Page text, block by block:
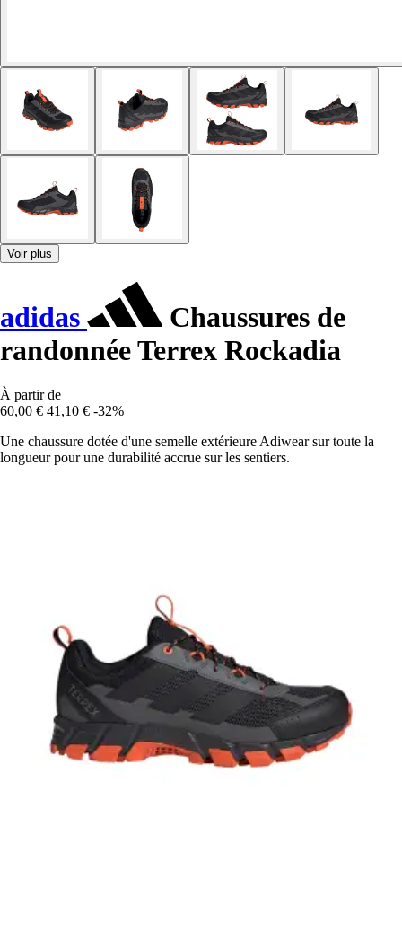
Voir plus
adidas
Chaussures de
randonnée Terrex Rockadia
À partir de
60,00 € 41,10 € -32%
Une chaussure dotée d'une semelle extérieure Adiwear sur toute la
longueur pour une durabilité accrue sur les sentiers.